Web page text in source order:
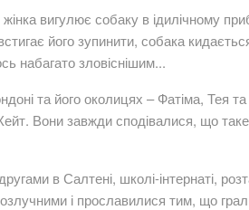
вигулює собаку в ідилічному
його зупинити, собака
набагато зловіснішим...
та його околицях – Фатіма, Тея
Вони завжди сподівалися, що
в Салтені, школі-інтернаті,
і прославилися тим, що